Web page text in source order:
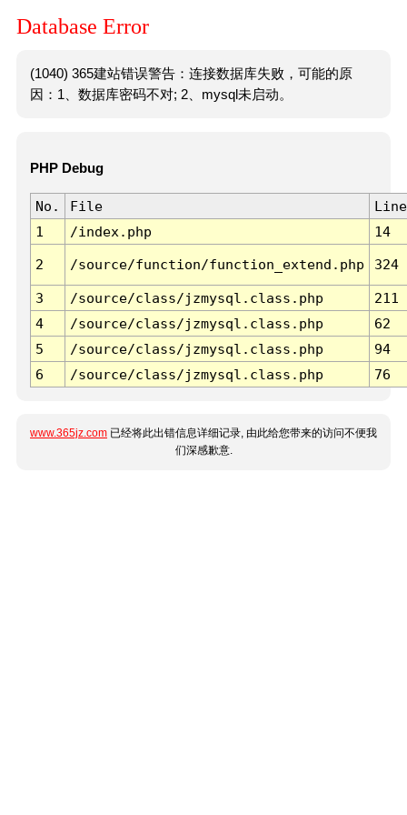
Database Error
(1040) 365建站错误警告：连接数据库失败，可能的原
因：1、数据库密码不对; 2、mysql未启动。
PHP Debug
No. File
Line
1
/index.php 14
2 /source/function/function_extend.php 324
3 /source/class/jzmysql.class.php
211
4
/source/class/jzmysql.class.php
62
5
/source/class/jzmysql.class.php
94
6
/source/class/jzmysql.class.php 76
www.365jz.com 已经将此出错信息详细记录, 由此给您带来的访问不便我
们深感歉意.